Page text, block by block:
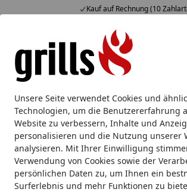
Unsere Seite verwendet Cookies und
Technologien, um die Benutzererfahrung
Website zu verbessern, Inhalte und
personalisieren und die Nutzung unserer
analysieren. Mit Ihrer Einwilligung
Verwendung von Cookies sowie der
persönlichen Daten zu, um Ihnen ein
Surferlebnis und mehr Funktionen zu
Kauf auf Rechnung (10
Alle Produkte
Mein Konto
Suchen
Startseite
Ofyr Feuerplatten und mehr!
OFYR - The art of outdoor
Lesezeit: 14 min.
Erstellt am: 27.01.2022